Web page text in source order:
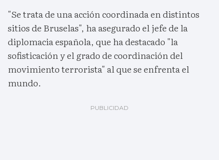
"Se trata de una acción coordinada en distintos
sitios de Bruselas", ha asegurado el jefe de la
diplomacia española, que ha destacado "la
sofisticación y el grado de coordinación del
movimiento terrorista" al que se enfrenta el
mundo.